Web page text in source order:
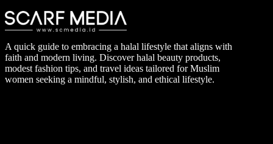
A quick guide to embracing a halal lifestyle that aligns with
faith and modern living. Discover halal beauty products,
modest fashion tips, and travel ideas tailored for Muslim
women seeking a mindful, stylish, and ethical lifestyle.